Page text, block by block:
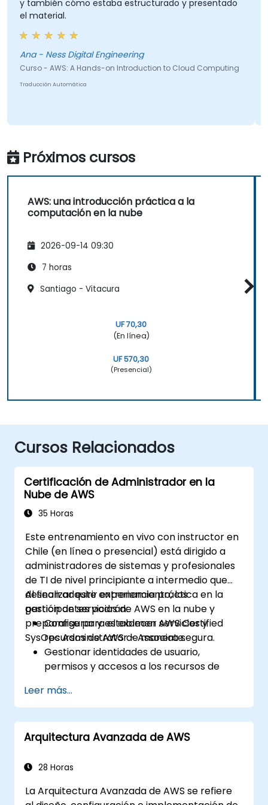
y también cómo estaba estructurado y presentado
el material.
Ana - Ness Digital Engineering
Curso - AWS: A Hands-on Introduction to Cloud Computing
Traducción Automática
Próximos cursos
AWS: una introducción práctica a la
computación en la nube
2026-09-14 09:30
7 horas
Santiago - Vitacura
UF 70,30
(En línea)
UF 570,30
(Presencial)
Cursos Relacionados
Certificación de Administrador en la
Nube de AWS
35 Horas
Este entrenamiento en vivo con instructor en
Chile (en línea o presencial) está dirigido a
administradores de sistemas y profesionales
de TI de nivel principiante a intermedio que
desean adquirir experiencia práctica en la
gestión de servicios de AWS en la nube y
prepararse para el examen AWS Certified
SysOps Administrator - Associate.
Al finalizar este entrenamiento, los
participantes podrán:
Configurar y establecer servicios y
recursos de AWS de manera segura.
Gestionar identidades de usuario,
permisos y accesos a los recursos de
Diseñar e implementar sistemas
escalables, de alta disponibilidad y
tolerantes a fallas en AWS.
Implementar y gestionar el flujo de datos
Optimizar el uso de los servicios de AWS
eficiente y la gestión de costos.
Leer más...
Arquitectura Avanzada de AWS
28 Horas
La Arquitectura Avanzada de AWS se refiere